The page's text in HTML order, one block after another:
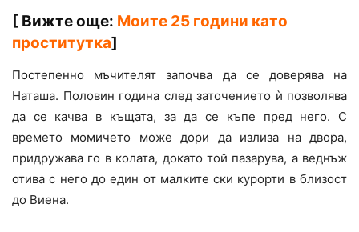
[ Вижте още: Моите 25 години като
проститутка]
Постепенно мъчителят започва да се доверява на
Наташа. Половин година след заточението ѝ позволява
да се качва в къщата, за да се къпе пред него. С
времето момичето може дори да излиза на двора,
придружава го в колата, докато той пазарува, а веднъж
отива с него до един от малките ски курорти в близост
до Виена.